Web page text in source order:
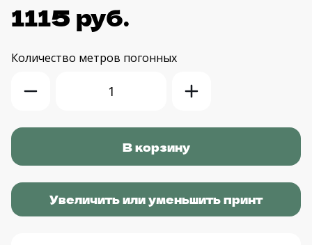
1115 руб.
Количество метров погонных
Увеличить или уменьшить принт